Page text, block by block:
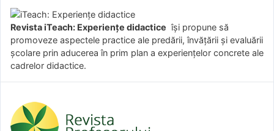
Revista iTeach: Experienţe didactice îşi propune să
promoveze aspectele practice ale predării, învăţării şi evaluării
şcolare prin aducerea în prim plan a experienţelor concrete ale
cadrelor didactice.